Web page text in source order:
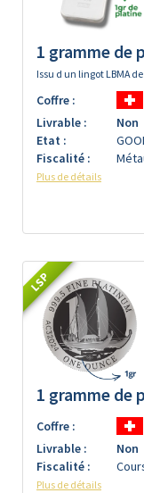
1 gramme de
Issu d un lingot LBMA
Coffre :
Livrable :
Non
Etat :
Fiscalité :
Plus de détails
LSP
1 gramme de
Coffre :
Livrable :
Non
Fiscalité :
Plus de détails